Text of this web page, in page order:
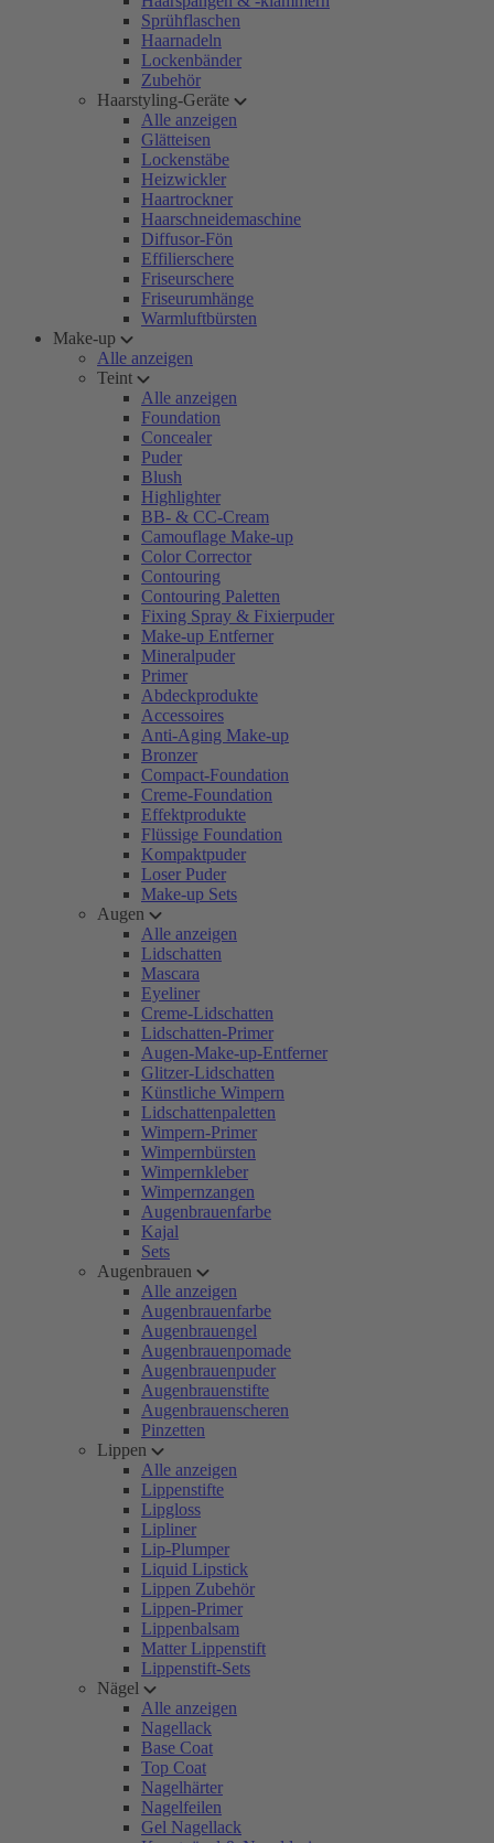
Sprühflaschen
Haarnadeln
Lockenbänder
Zubehör
Haarstyling-Geräte
Alle anzeigen
Glätteisen
Lockenstäbe
Heizwickler
Haartrockner
Haarschneidemaschine
Diffusor-Fön
Effilierschere
Friseurschere
Friseurumhänge
Warmluftbürsten
Make-up
Alle anzeigen
Teint
Alle anzeigen
Foundation
Concealer
Puder
Blush
Highlighter
BB- & CC-Cream
Camouflage Make-up
Color Corrector
Contouring
Contouring Paletten
Fixing Spray & Fixierpuder
Make-up Entferner
Mineralpuder
Primer
Abdeckprodukte
Accessoires
Anti-Aging Make-up
Bronzer
Compact-Foundation
Creme-Foundation
Effektprodukte
Flüssige Foundation
Kompaktpuder
Loser Puder
Make-up Sets
Augen
Alle anzeigen
Lidschatten
Mascara
Eyeliner
Creme-Lidschatten
Lidschatten-Primer
Augen-Make-up-Entferner
Glitzer-Lidschatten
Künstliche Wimpern
Lidschattenpaletten
Wimpern-Primer
Wimpernbürsten
Wimpernkleber
Wimpernzangen
Augenbrauenfarbe
Kajal
Sets
Augenbrauen
Alle anzeigen
Augenbrauenfarbe
Augenbrauengel
Augenbrauenpomade
Augenbrauenpuder
Augenbrauenstifte
Augenbrauenscheren
Pinzetten
Lippen
Alle anzeigen
Lippenstifte
Lipgloss
Lipliner
Lip-Plumper
Liquid Lipstick
Lippen Zubehör
Lippen-Primer
Lippenbalsam
Matter Lippenstift
Lippenstift-Sets
Nägel
Alle anzeigen
Nagellack
Base Coat
Top Coat
Nagelhärter
Nagelfeilen
Gel Nagellack